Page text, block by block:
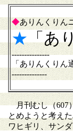
◆ありんくりん
★「あ
---------------
「ありんくり
--------------
月刊むし（607
とめようと考え
ワヒギリ、サン